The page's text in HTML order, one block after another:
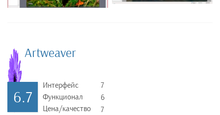
Artweaver
6.7
Интерфейс
Функционал
Цена/качество
7
6
7